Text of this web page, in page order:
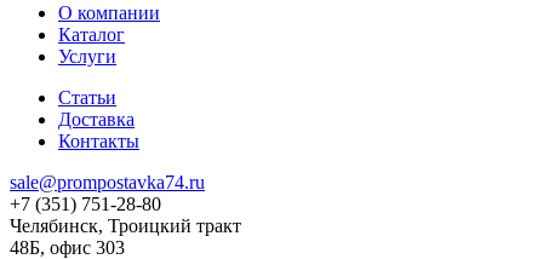
О компании
Каталог
Услуги
Статьи
Доставка
Контакты
sale@prompostavka74.ru
+7 (351) 751-28-80
Челябинск, Троицкий тракт
48Б, офис 303